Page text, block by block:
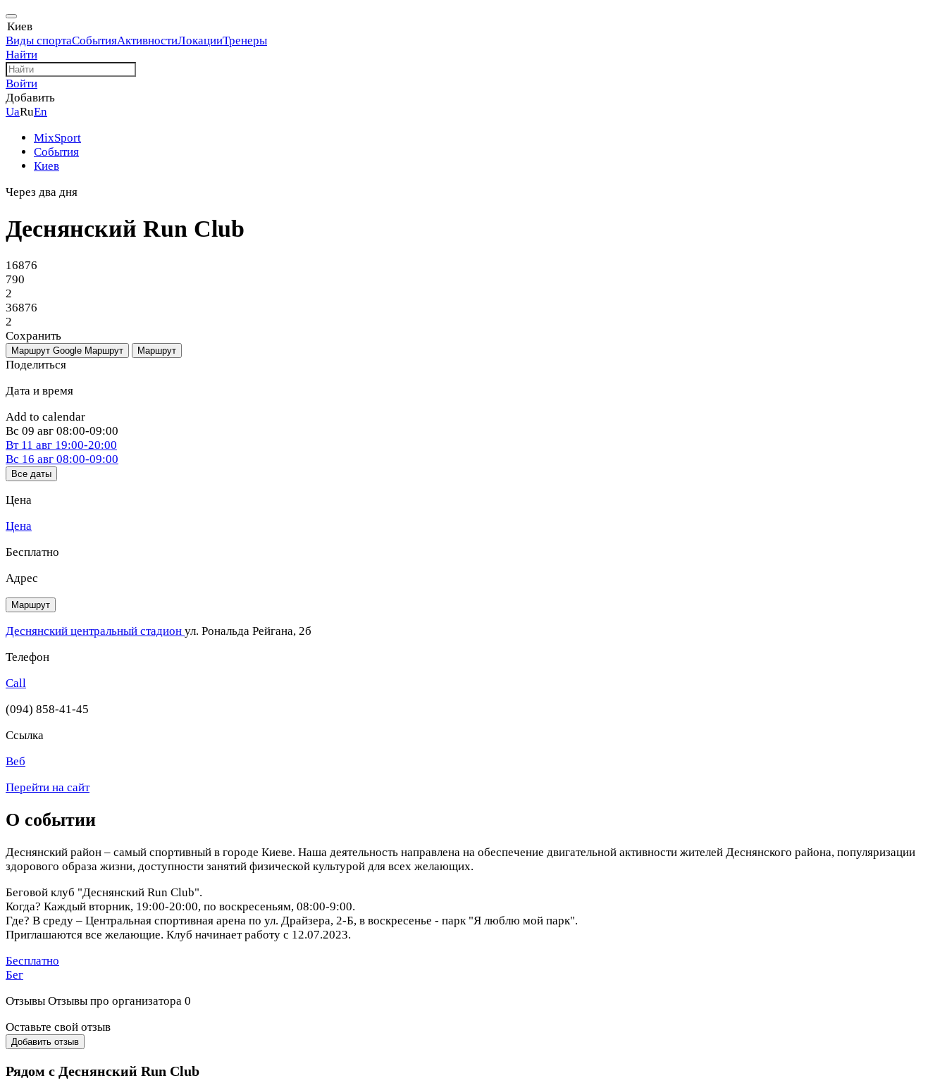
Киев
Виды спортаСобытияАктивностиЛокацииТренеры
Найти
Войти
Добавить
UaRuEn
MixSport
События
Киев
Через два дня
Деснянский Run Club
16876
790
2
36876
2
Сохранить
Маршрут Google Маршрут Маршрут
Поделиться
Дата и время
Add to calendar
Вс 09 авг 08:00-09:00
Вт 11 авг 19:00-20:00
Вс 16 авг 08:00-09:00
Все даты
Цена
Цена
Бесплатно
Адрес
Маршрут
Деснянский центральный стадион ул. Рональда Рейгана, 2б
Телефон
Call
(094) 858-41-45
Ссылка
Веб
Перейти на сайт
О событии
Деснянский район – самый спортивный в городе Киеве. Наша деятельность направлена на обеспечение двигательной активности жителей Деснянского района, популяризации
здорового образа жизни, доступности занятий физической культурой для всех желающих.
Беговой клуб "Деснянский Run Club".
Когда? Каждый вторник, 19:00-20:00, по воскресеньям, 08:00-9:00.
Где? В среду – Центральная спортивная арена по ул. Драйзера, 2-Б, в воскресенье - парк "Я люблю мой парк".
Приглашаются все желающие. Клуб начинает работу с 12.07.2023.
Бесплатно
Бег
Отзывы Отзывы про организатора 0
Оставьте свой отзыв
Добавить отзыв
Рядом с Деснянский Run Club